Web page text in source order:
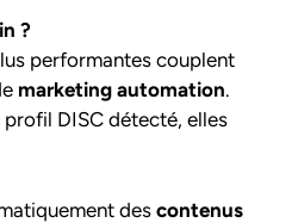
?
performantes couplent
marketing automation.
DISC détecté, elles
des contenus